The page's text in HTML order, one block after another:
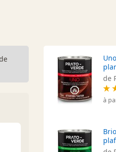
de
à